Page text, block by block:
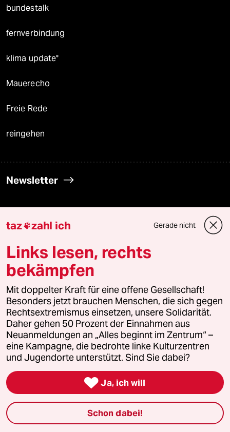
bundestalk
fernverbindung
klima update°
Mauerecho
Freie Rede
reingehen
Newsletter
taz zahl ich
taz lab Infobrief
Veranstaltungen
Demnächst
Vor Ort
Live im Stream
taz zahl ich Gerade nicht
Links lesen, rechts
bekämpfen
Mit doppelter Kraft für eine offene Gesellschaft!
Besonders jetzt brauchen Menschen, die sich gegen
Rechtsextremismus einsetzen, unsere Solidarität.
Daher gehen 50 Prozent der Einnahmen aus
Neuanmeldungen an „Alles beginnt im Zentrum“ –
eine Kampagne, die bedrohte linke Kulturzentren
und Jugendorte unterstützt. Sind Sie dabei?
 Ja, ich will
Schon dabei!